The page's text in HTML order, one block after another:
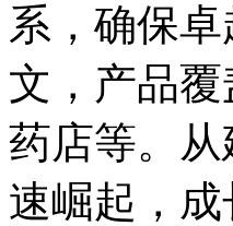
系，确保
文，产品
药店等。
速崛起，